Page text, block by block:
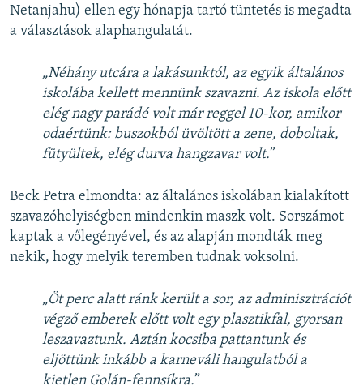
Netanjahu) ellen egy hónapja tartó tüntetés is megadta
a választások alaphangulatát.
„Néhány utcára a lakásunktól, az egyik általános
iskolába kellett mennünk szavazni. Az iskola előtt
elég nagy parádé volt már reggel 10-kor, amikor
odaértünk: buszokból üvöltött a zene, doboltak,
fütyültek, elég durva hangzavar volt.”
Beck Petra elmondta: az általános iskolában kialakított
szavazóhelyiségben mindenkin maszk volt. Sorszámot
kaptak a vőlegényével, és az alapján mondták meg
nekik, hogy melyik teremben tudnak voksolni.
„​Öt perc alatt ránk került a sor, az adminisztrációt
végző emberek előtt volt egy plasztikfal, gyorsan
leszavaztunk. Aztán kocsiba pattantunk és
eljöttünk inkább a karneváli hangulatból a
kietlen Golán-fennsíkra.”​